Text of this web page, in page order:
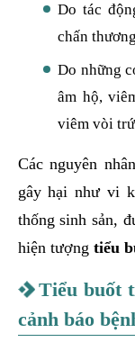
Do tác
chấn
Do những
âm hộ,
viêm vòi
Các nguyên
gây hại như vi
thống sinh sản,
hiện tượng tiểu
Tiểu buốt
cảnh báo